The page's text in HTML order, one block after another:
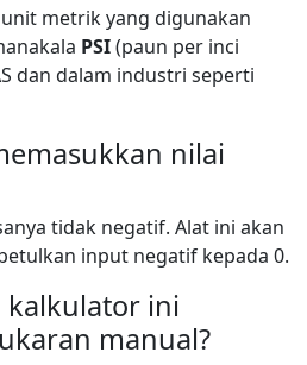
metrik yang digunakan
PSI(paun per inci
dan dalam industri seperti
nilai
tidak negatif. Alat ini akan
input negatif kepada 0.
kalkulator ini
manual?